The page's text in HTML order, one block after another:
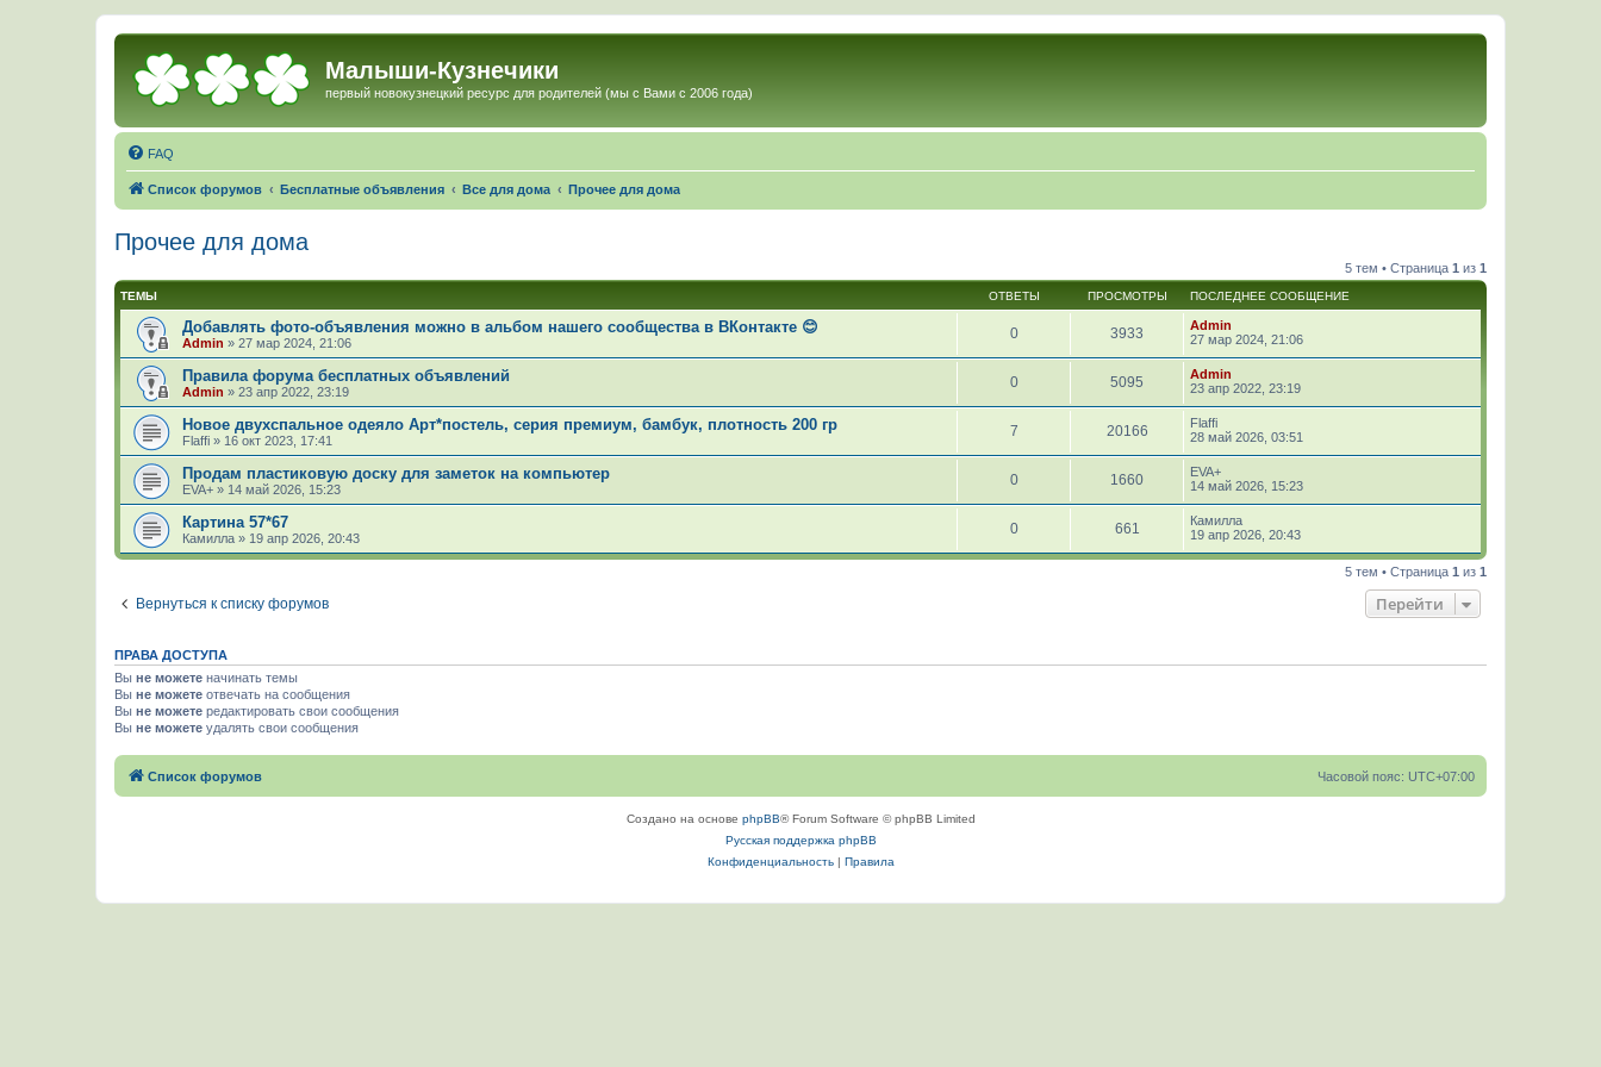
Малыши-Кузнечики
первый новокузнецкий ресурс для родителей (мы с Вами с 2006 года)
FAQ
Список форумов Бесплатные объявления Все для дома Прочее для дома
Прочее для дома
5 тем • Страница 1 из 1
ТЕМЫ ОТВЕТЫ ПРОСМОТРЫ ПОСЛЕДНЕЕ СООБЩЕНИЕ
Добавлять фото-объявления можно в альбом нашего сообщества в ВКонтакте 😊
Admin » 27 мар 2024, 21:06
0 3933
Admin
27 мар 2024, 21:06
Правила форума бесплатных объявлений
Admin » 23 апр 2022, 23:19
0 5095
Admin
23 апр 2022, 23:19
Новое двухспальное одеяло Арт*постель, серия премиум, бамбук, плотность 200 гр
Flaffi » 16 окт 2023, 17:41
7 20166
Flaffi
28 май 2026, 03:51
Продам пластиковую доску для заметок на компьютер
EVA+ » 14 май 2026, 15:23
0 1660
EVA+
14 май 2026, 15:23
Картина 57*67
Камилла » 19 апр 2026, 20:43
0 661
Камилла
19 апр 2026, 20:43
5 тем • Страница 1 из 1
Вернуться к списку форумов Перейти
ПРАВА ДОСТУПА
Вы не можете начинать темы
Вы не можете отвечать на сообщения
Вы не можете редактировать свои сообщения
Вы не можете удалять свои сообщения
Список форумов Часовой пояс: UTC+07:00
Создано на основе phpBB® Forum Software © phpBB Limited
Русская поддержка phpBB
Конфиденциальность| Правила